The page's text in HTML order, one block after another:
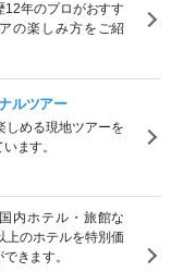
12年のプロがおすす
の楽しみ方をご紹
ルツアー
しめる現地ツアーを
ます。
内ホテル・旅館な
上のホテルを特別価
きます。